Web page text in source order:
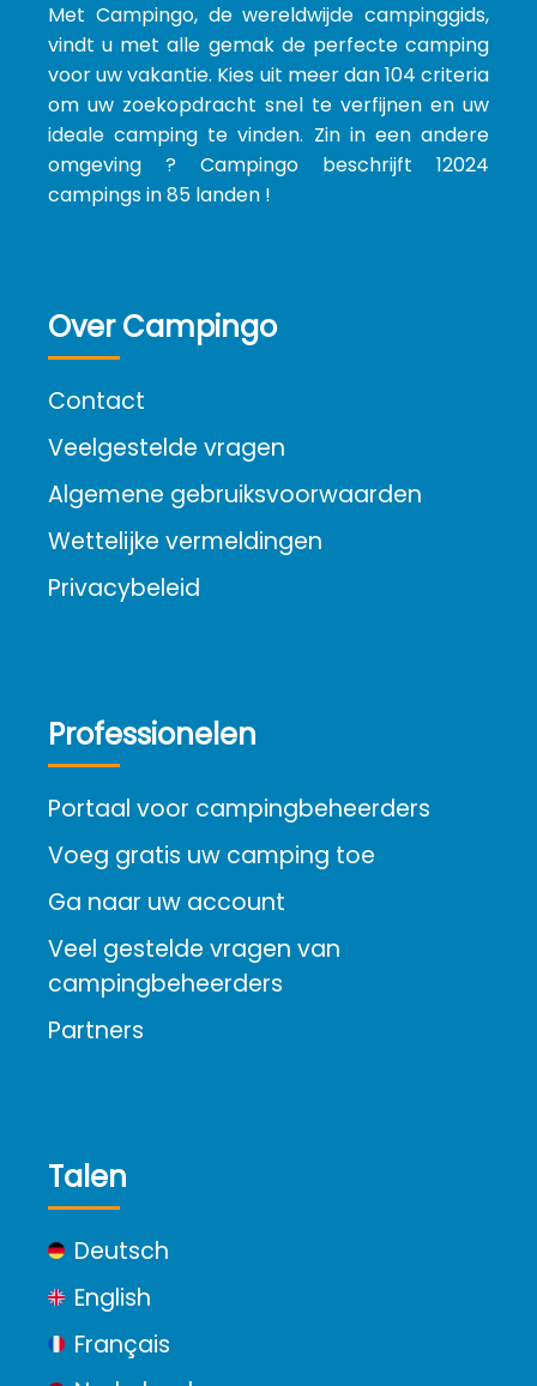
Met Campingo, de wereldwijde campinggids,
vindt u met alle gemak de perfecte camping
voor uw vakantie. Kies uit meer dan 104 criteria
om uw zoekopdracht snel te verfijnen en uw
ideale camping te vinden. Zin in een andere
omgeving ? Campingo beschrijft 12024
campings in 85 landen !
Over Campingo
Contact
Veelgestelde vragen
Algemene gebruiksvoorwaarden
Wettelijke vermeldingen
Privacybeleid
Professionelen
Portaal voor campingbeheerders
Voeg gratis uw camping toe
Ga naar uw account
Veel gestelde vragen van
campingbeheerders
Partners
Talen
Deutsch
English
Français